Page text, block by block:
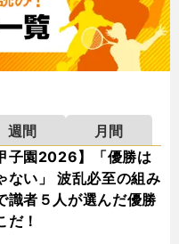
週間
月間
子園2026】「優勝は
ない」 波乱必至の組み
識者５人が選んだ優勝
だ！